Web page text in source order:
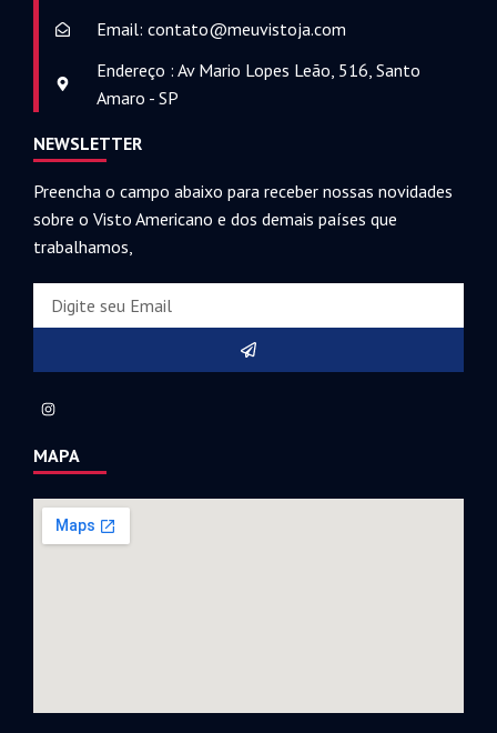
Email: contato@meuvistoja.com
Endereço : Av Mario Lopes Leão, 516, Santo
Amaro - SP
NEWSLETTER
Preencha o campo abaixo para receber nossas novidades
sobre o Visto Americano e dos demais países que
trabalhamos,
MAPA